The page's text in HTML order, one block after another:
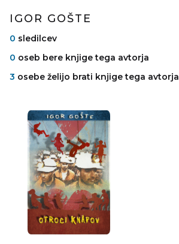
IGOR GOŠTE
0 sledilcev
0 oseb bere knjige tega avtorja
3 osebe želijo brati knjige tega avtorja